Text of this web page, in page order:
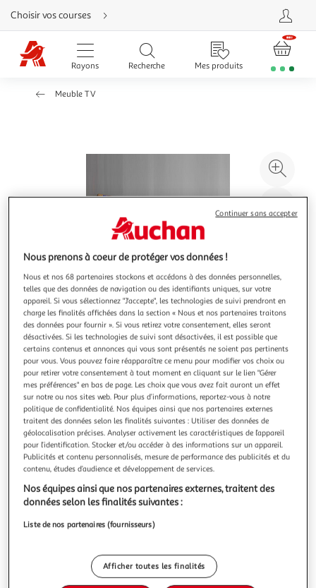
Aller
directement
au
contenu
Aller
directement
Aller
d'aide
Choisir vos courses
Rayons Recherche Mes produits
Meuble TV
à
Illustration
précédente
Illustration
suivante
PARIS PRIX
Ensemble meuble tv switch lamel xvi 330cm naturel
Informations Techniques : Dimensions : L. 330 x l. 40 x H.
180 cm (selon positionnement souhaité) Meuble TV : L. 180
x l. 40 x H. 30 cm Vitrine : L. 30 x l. 30 x H. 180 cm Bloc
mural : L. 60 x l. 30 x H. 60 cm Étagère : L. 180 x l. 20 x H.
1,8 cm Matière : MDF Cet ensemble contient : 1 x Meuble TV
En savoir +
Vendu par Paris Prix
Livraison dès 1/2 semaines
59,99€
Ajouter au panier
Nous prenons à coeur de protéger vos données !
Nous et nos 68 partenaires stockons et accédons à des données personnelles,
telles que des données de navigation ou des identifiants uniques, sur votre
appareil. Si vous sélectionnez "J'accepte", les technologies de suivi prendront en
charge les finalités affichées dans la section « Nous et nos partenaires traitons
des données pour fournir ». Si vous retirez votre consentement, elles seront
désactivées. Si les technologies de suivi sont désactivées, il est possible que
certains contenus et annonces qui vous sont présentés ne soient pas pertinents
pour vous. Vous pouvez faire réapparaître ce menu pour modifier vos choix ou
pour retirer votre consentement à tout moment en cliquant sur le lien "Gérer
mes préférences" en bas de page. Les choix que vous avez fait auront un effet
sur notre ou nos sites web. Pour plus d’informations, reportez-vous à notre
politique de confidentialité. Nos équipes ainsi que nos partenaires externes
traitent des données selon les finalités suivantes : Utiliser des données de
géolocalisation précises. Analyser activement les caractéristiques de l’appareil
pour l’identification. Stocker et/ou accéder à des informations sur un appareil.
Publicités et contenu personnalisés, mesure de performance des publicités et du
contenu, études d’audience et développement de services.
Nos équipes ainsi que nos partenaires externes, traitent des
données selon les finalités suivantes :
Liste de nos partenaires (fournisseurs)
Afficher toutes les finalités
Continuer sans accepter